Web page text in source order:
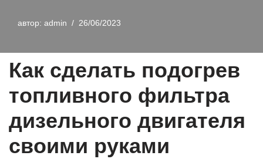
автор: admin 26/06/2023
Как сделать подогрев
топливного фильтра
дизельного двигателя
своими руками